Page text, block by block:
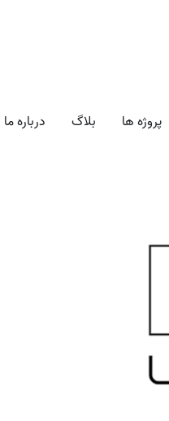
پروژه ها بلاگ درباره ما